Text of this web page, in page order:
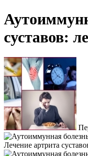
суставов:
Лечение артрита